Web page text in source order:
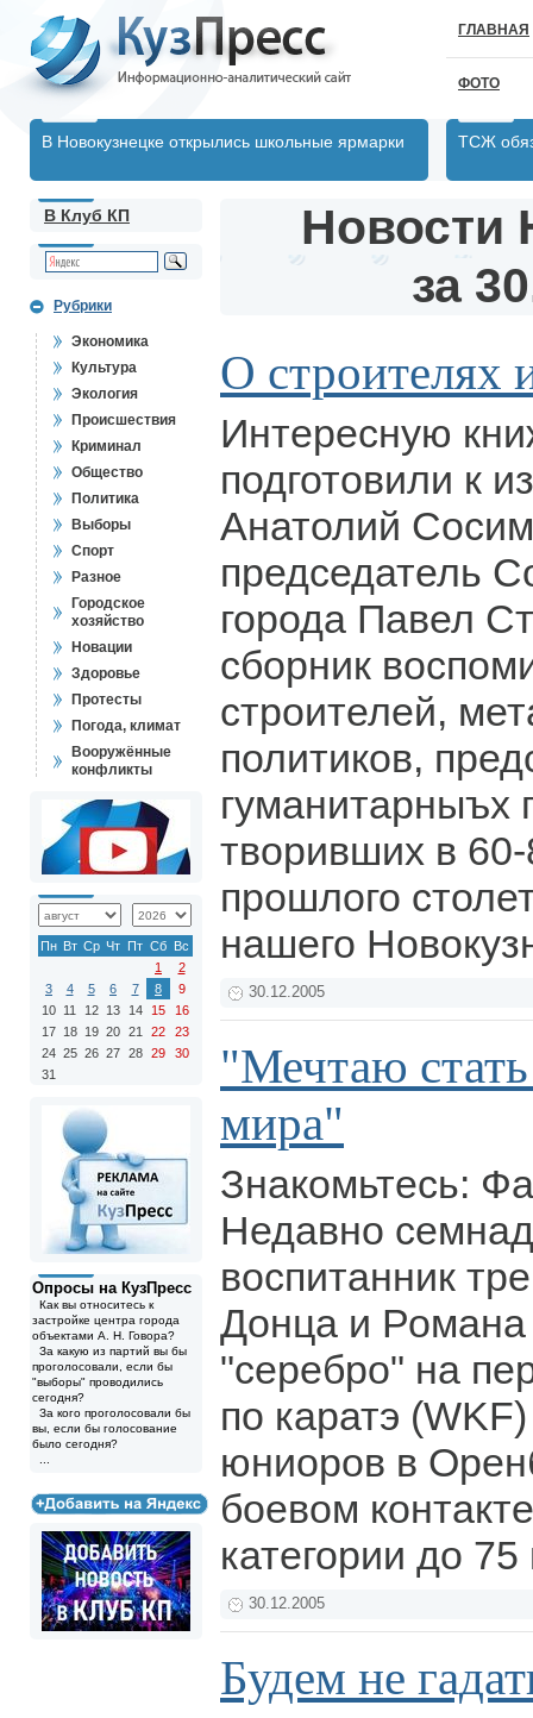
ГЛАВНАЯ
ФОТО
В Новокузнецке открылись школьные ярмарки ТСЖ
В Клуб КП
Рубрики
Экономика
Культура
Экология
Происшествия
Криминал
Общество
Политика
Выборы
Спорт
Разное
Городское
хозяйство
Новации
Здоровье
Протесты
Погода, климат
Вооружённые
конфликты
Пн Вт Ср Чт Пт Сб Вс
1
2
3
4 5 6 7 8
9
10 11 12 13 14 15
16
17 18 19 20 21 22
23
24 25 26 27 28 29
30
31
Опросы на КузПресс
Как вы относитесь к
застройке центра города
объектами А. Н. Говора?
За какую из партий вы бы
проголосовали, если бы
"выборы" проводились
сегодня?
За кого проголосовали бы
вы, если бы голосование
было сегодня?
Новости
за
О строителях
Интересную
подготовили к
Анатолий
председатель
города Павел
сборник
строителей,
политиков,
гуманитарныъх
творивших в
прошлого
нашего
30.12.2005
"Мечтаю
мира"
Знакомьтесь:
Недавно
воспитанник
Донца и
"серебро" на
по каратэ
юниоров в
боевом
категории до
30.12.2005
Будем не